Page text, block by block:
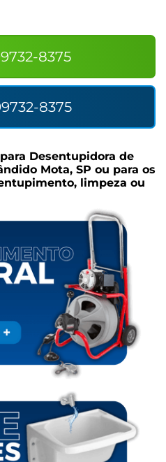
8375
8375
Desentupidora de
Mota, SP ou para os
limpeza ou